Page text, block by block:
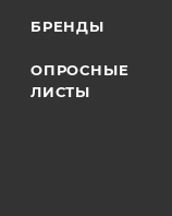
БРЕНДЫ
ОПРОСНЫЕ
ЛИСТЫ